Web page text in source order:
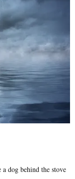
dog behind the stove